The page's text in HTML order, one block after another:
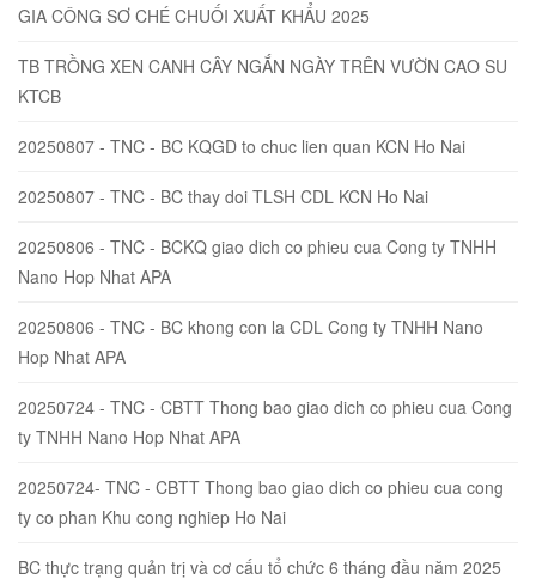
GIA CÔNG SƠ CHÉ CHUỐI XUẤT KHẨU 2025
TB TRỒNG XEN CANH CÂY NGẮN NGÀY TRÊN VƯỜN CAO SU
KTCB
20250807 - TNC - BC KQGD to chuc lien quan KCN Ho Nai
20250807 - TNC - BC thay doi TLSH CDL KCN Ho Nai
20250806 - TNC - BCKQ giao dich co phieu cua Cong ty TNHH
Nano Hop Nhat APA
20250806 - TNC - BC khong con la CDL Cong ty TNHH Nano
Hop Nhat APA
20250724 - TNC - CBTT Thong bao giao dich co phieu cua Cong
ty TNHH Nano Hop Nhat APA
20250724- TNC - CBTT Thong bao giao dich co phieu cua cong
ty co phan Khu cong nghiep Ho Nai
BC thực trạng quản trị và cơ cấu tổ chức 6 tháng đầu năm 2025